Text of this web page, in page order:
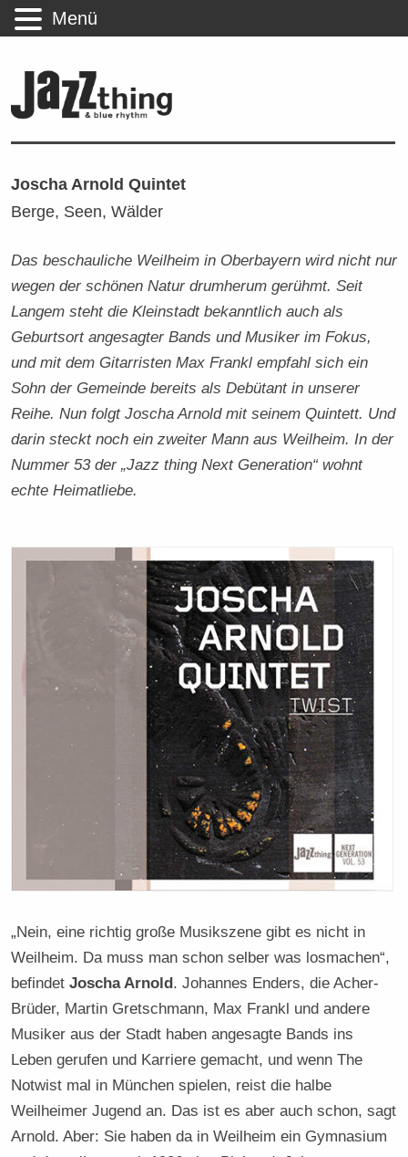
Joscha Arnold Quintet
Berge, Seen, Wälder
Das beschauliche Weilheim in Oberbayern wird nicht nur
wegen der schönen Natur drumherum gerühmt. Seit
Langem steht die Kleinstadt bekanntlich auch als
Geburtsort angesagter Bands und Musiker im Fokus,
und mit dem Gitarristen Max Frankl empfahl sich ein
Sohn der Gemeinde bereits als Debütant in unserer
Reihe. Nun folgt Joscha Arnold mit seinem Quintett. Und
darin steckt noch ein zweiter Mann aus Weilheim. In der
Nummer 53 der „Jazz thing Next Generation“ wohnt
echte Heimatliebe.
„Nein, eine richtig große Musikszene gibt es nicht in
Weilheim. Da muss man schon selber was losmachen“,
befindetJoscha Arnold. Johannes Enders, die Acher-
Brüder, Martin Gretschmann, Max Frankl und andere
Musiker aus der Stadt haben angesagte Bands ins
Leben gerufen und Karriere gemacht, und wenn The
Notwist mal in München spielen, reist die halbe
Weilheimer Jugend an. Das ist es aber auch schon, sagt
Arnold. Aber: Sie haben da in Weilheim ein Gymnasium
Menü